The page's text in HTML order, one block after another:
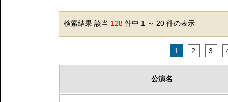
検索結果 該当 128 件中 1 ～ 20 件の表示
1 2 3
公演名